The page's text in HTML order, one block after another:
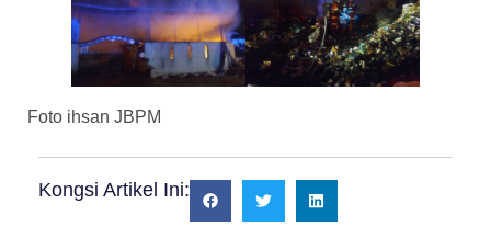
Foto ihsan JBPM
Kongsi Artikel Ini: